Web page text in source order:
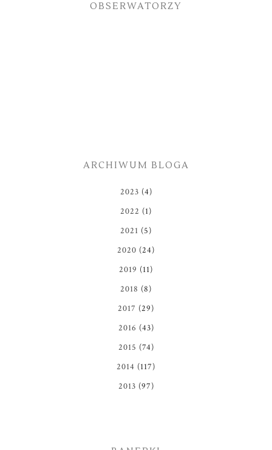
OBSERWATORZY
ARCHIWUM BLOGA
2023 (4)
2022 (1)
2021 (5)
2020 (24)
2019 (11)
2018 (8)
2017 (29)
2016 (43)
2015 (74)
2014 (117)
2013 (97)